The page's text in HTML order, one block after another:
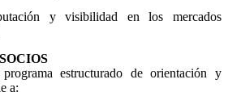
y visibilidad en los mercados
estructurado de orientación y
a: